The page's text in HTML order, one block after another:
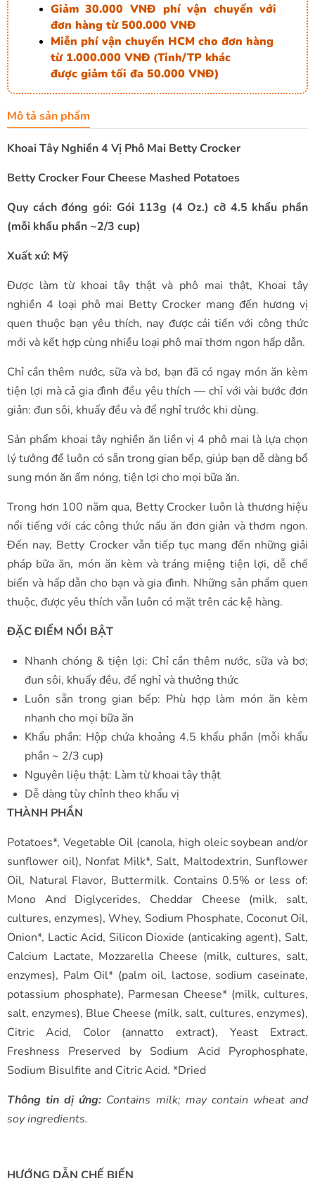
Giảm 30.000 VNĐ phí vận chuyển với
đơn hàng từ 500.000 VNĐ
Miễn phí vận chuyển HCM cho đơn hàng
từ 1.000.000 VNĐ (Tỉnh/TP khác
được giảm tối đa 50.000 VNĐ)
Mô tả sản phẩm
Khoai Tây Nghiền 4 Vị Phô Mai Betty Crocker
Betty Crocker Four Cheese Mashed Potatoes
Quy cách đóng gói: Gói 113g (4 Oz.) cỡ 4.5 khẩu phần
(mỗi khẩu phần ~2/3 cup)
Xuất xứ: Mỹ
Được làm từ khoai tây thật và phô mai thật, Khoai tây
nghiền 4 loại phô mai Betty Crocker mang đến hương vị
quen thuộc bạn yêu thích, nay được cải tiến với công thức
mới và kết hợp cùng nhiều loại phô mai thơm ngon hấp dẫn.
Chỉ cần thêm nước, sữa và bơ, bạn đã có ngay món ăn kèm
tiện lợi mà cả gia đình đều yêu thích — chỉ với vài bước đơn
giản: đun sôi, khuấy đều và để nghỉ trước khi dùng.
Sản phẩm khoai tây nghiền ăn liền vị 4 phô mai là lựa chọn
lý tưởng để luôn có sẵn trong gian bếp, giúp bạn dễ dàng bổ
sung món ăn ấm nóng, tiện lợi cho mọi bữa ăn.
Trong hơn 100 năm qua, Betty Crocker luôn là thương hiệu
nổi tiếng với các công thức nấu ăn đơn giản và thơm ngon.
Đến nay, Betty Crocker vẫn tiếp tục mang đến những giải
pháp bữa ăn, món ăn kèm và tráng miệng tiện lợi, dễ chế
biến và hấp dẫn cho bạn và gia đình. Những sản phẩm quen
thuộc, được yêu thích vẫn luôn có mặt trên các kệ hàng.
ĐẶC ĐIỂM NỔI BẬT
Nhanh chóng & tiện lợi: Chỉ cần thêm nước, sữa và bơ;
đun sôi, khuấy đều, để nghỉ và thưởng thức
Luôn sẵn trong gian bếp: Phù hợp làm món ăn kèm
nhanh cho mọi bữa ăn
Khẩu phần: Hộp chứa khoảng 4.5 khẩu phần (mỗi khẩu
phần ~ 2/3 cup)
Nguyên liệu thật: Làm từ khoai tây thật
Dễ dàng tùy chỉnh theo khẩu vị
THÀNH PHẦN
Potatoes*, Vegetable Oil (canola, high oleic soybean and/or
sunflower oil), Nonfat Milk*, Salt, Maltodextrin, Sunflower
Oil, Natural Flavor, Buttermilk. Contains 0.5% or less of:
Mono And Diglycerides, Cheddar Cheese (milk, salt,
cultures, enzymes), Whey, Sodium Phosphate, Coconut Oil,
Onion*, Lactic Acid, Silicon Dioxide (anticaking agent), Salt,
Calcium Lactate, Mozzarella Cheese (milk, cultures, salt,
enzymes), Palm Oil* (palm oil, lactose, sodium caseinate,
potassium phosphate), Parmesan Cheese* (milk, cultures,
salt, enzymes), Blue Cheese (milk, salt, cultures, enzymes),
Citric Acid, Color (annatto extract), Yeast Extract.
Freshness Preserved by Sodium Acid Pyrophosphate,
Sodium Bisulfite and Citric Acid. *Dried
Thông tin dị ứng: Contains milk; may contain wheat and
soy ingredients.